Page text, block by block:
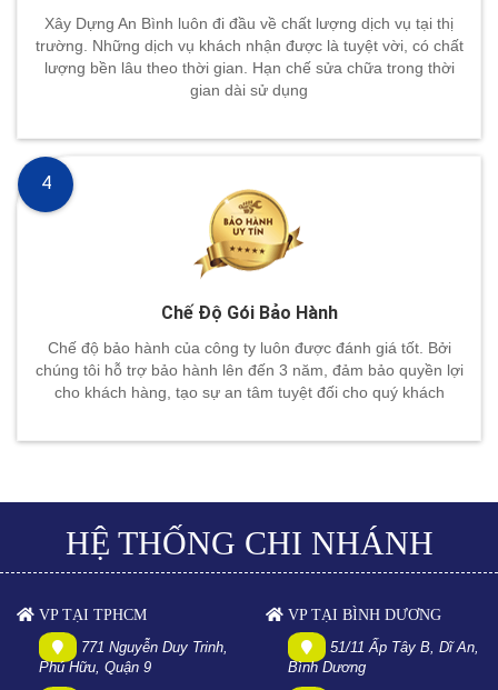
Xây Dựng An Bình luôn đi đầu về chất lượng dịch vụ tại thị
trường. Những dịch vụ khách nhận được là tuyệt vời, có chất
lượng bền lâu theo thời gian. Hạn chế sửa chữa trong thời
gian dài sử dụng
Chế Độ Gói Bảo Hành
Chế độ bảo hành của công ty luôn được đánh giá tốt. Bởi
chúng tôi hỗ trợ bảo hành lên đến 3 năm, đảm bảo quyền lợi
cho khách hàng, tạo sự an tâm tuyệt đối cho quý khách
4
HỆ THỐNG CHI NHÁNH
VP TẠI TPHCM
771 Nguyễn Duy Trinh,
Phú Hữu, Quận 9
VP TẠI BÌNH DƯƠNG
51/11 Ấp Tây B, Dĩ An,
Bình Dương